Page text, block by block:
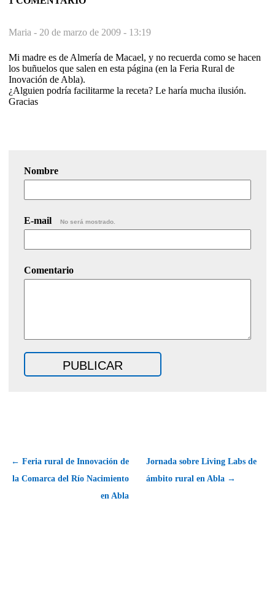
Maria - 20 de marzo de 2009 - 13:19
Mi madre es de Almería de Macael, y no recuerda como se hacen
los buñuelos que salen en esta página (en la Feria Rural de
Inovación de Abla).
¿Alguien podría facilitarme la receta? Le haría mucha ilusión.
Gracias
Nombre
E-mail No será mostrado.
Comentario
← Feria rural de Innovación de
la Comarca del Río Nacimiento
en Abla
Jornada sobre Living Labs de
ámbito rural en Abla →